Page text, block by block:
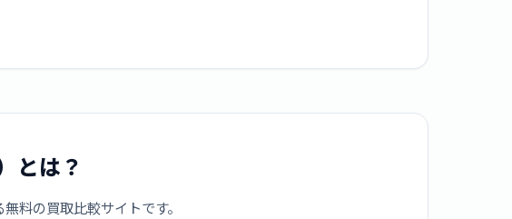
とは？
料の買取比較サイトです。